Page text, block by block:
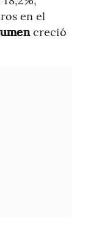
en el
creció